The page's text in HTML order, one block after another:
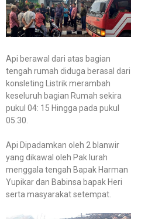
Api berawal dari atas bagian
tengah rumah diduga berasal dari
konsleting Listrik merambah
keseluruh bagian Rumah sekira
pukul 04: 15 Hingga pada pukul
05:30.
Api Dipadamkan oleh 2 blanwir
yang dikawal oleh Pak lurah
menggala tengah Bapak Harman
Yupikar dan Babinsa bapak Heri
serta masyarakat setempat.